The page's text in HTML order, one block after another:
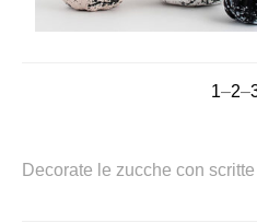
1–2–
Decorate le zucche con